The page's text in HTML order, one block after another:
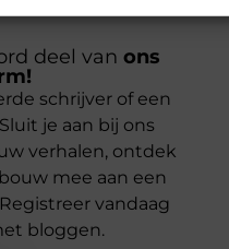
deel van ons
schrijver of een
je aan bij ons
verhalen, ontdek
mee aan een
vandaag
bloggen.